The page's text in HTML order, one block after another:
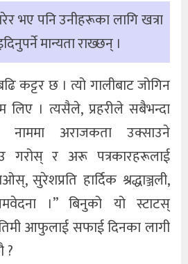
भए पनि उनीहरूका लागि खत्रा
मान्यता राख्छन् ।
कट्टर छ । त्यो गालीबाट जोगिन
। त्यसैले, प्रहरीले सबैभन्दा
नाममा अराजकता उक्साउने
गरोस् र अरू पत्रकारहरूलाई
सुरेशप्रति हार्दिक श्रद्धाञ्जली,
।” बिनुको यो स्टाटस्
आफुलाई सफाई दिनका लागी
?